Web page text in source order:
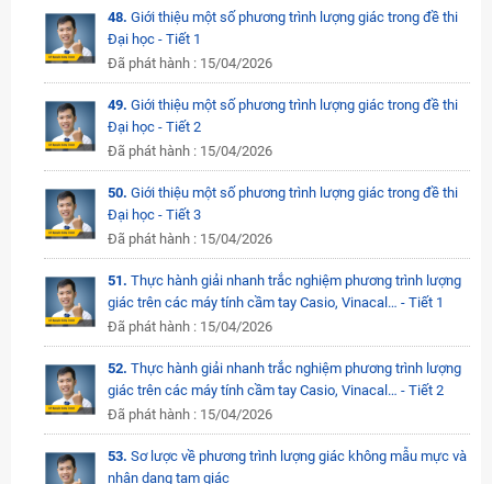
48. Giới thiệu một số phương trình lượng giác trong đề thi
Đại học - Tiết 1
Đã phát hành : 15/04/2026
49. Giới thiệu một số phương trình lượng giác trong đề thi
Đại học - Tiết 2
Đã phát hành : 15/04/2026
50. Giới thiệu một số phương trình lượng giác trong đề thi
Đại học - Tiết 3
Đã phát hành : 15/04/2026
51. Thực hành giải nhanh trắc nghiệm phương trình lượng
giác trên các máy tính cầm tay Casio, Vinacal… - Tiết 1
Đã phát hành : 15/04/2026
52. Thực hành giải nhanh trắc nghiệm phương trình lượng
giác trên các máy tính cầm tay Casio, Vinacal… - Tiết 2
Đã phát hành : 15/04/2026
53. Sơ lược về phương trình lượng giác không mẫu mực và
nhận dạng tam giác